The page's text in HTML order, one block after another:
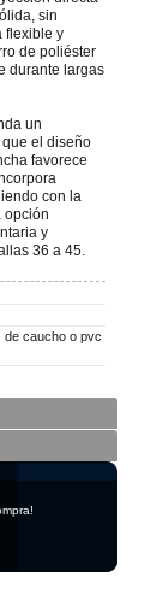
sin
flexible y
de poliéster
durante largas
un
el diseño
favorece
con la
opción
y
36 a 45.
de caucho o pvc